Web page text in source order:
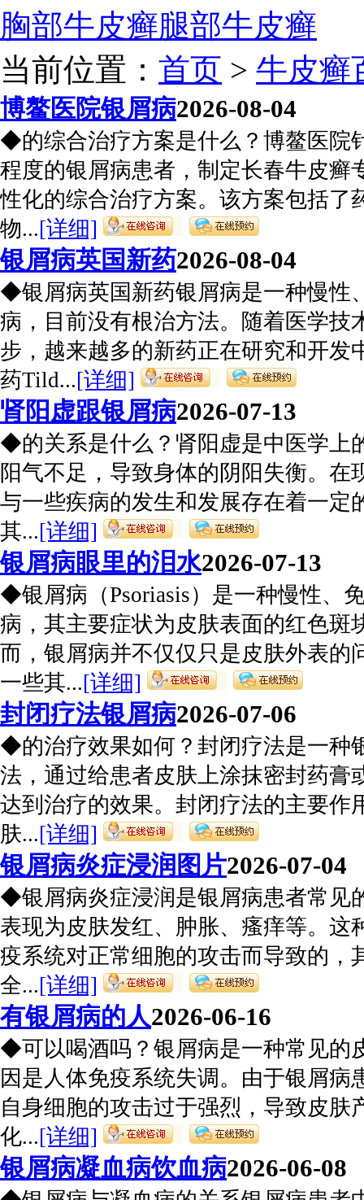
胸部牛皮癣腿部牛皮癣
当前位置： 首页 > 牛皮癣
博鳌医院银屑病2026-08-04
◆的综合治疗方案是什么？博鳌医院
程度的银屑病患者，制定长春牛皮癣
性化的综合治疗方案。该方案包括了
物...[详细]
银屑病英国新药2026-08-04
◆银屑病英国新药银屑病是一种慢性
病，目前没有根治方法。随着医学技
步，越来越多的新药正在研究和开发
药Tild...[详细]
肾阳虚跟银屑病2026-07-13
◆的关系是什么？肾阳虚是中医学上
阳气不足，导致身体的阴阳失衡。在
与一些疾病的发生和发展存在着一定
其...[详细]
银屑病眼里的泪水2026-07-13
◆银屑病（Psoriasis）是一种慢性、
病，其主要症状为皮肤表面的红色斑
而，银屑病并不仅仅只是皮肤外表的
一些其...[详细]
封闭疗法银屑病2026-07-06
◆的治疗效果如何？封闭疗法是一种
法，通过给患者皮肤上涂抹密封药膏
达到治疗的效果。封闭疗法的主要作
肤...[详细]
银屑病炎症浸润图片2026-07-04
◆银屑病炎症浸润是银屑病患者常见
表现为皮肤发红、肿胀、瘙痒等。这
疫系统对正常细胞的攻击而导致的，
全...[详细]
有银屑病的人2026-06-16
◆可以喝酒吗？银屑病是一种常见的
因是人体免疫系统失调。由于银屑病
自身细胞的攻击过于强烈，导致皮肤
化...[详细]
银屑病凝血病饮血病2026-06-08